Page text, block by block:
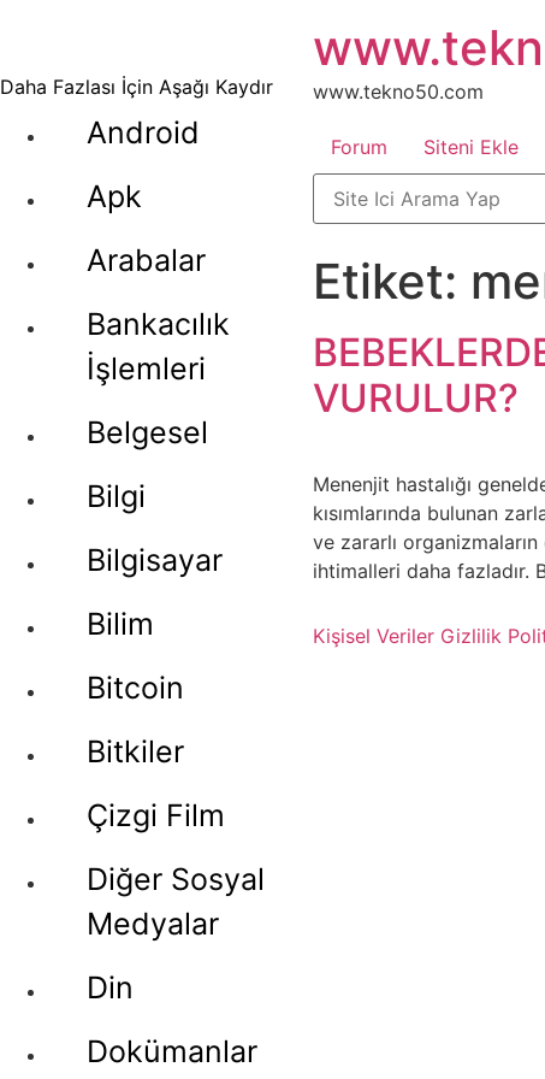
Daha Fazlası İçin Aşağı Kaydır
Android
Apk
Arabalar
Bankacılık
İşlemleri
Belgesel
Bilgi
Bilgisayar
Bilim
Bitcoin
Bitkiler
Çizgi Film
Diğer Sosyal
Medyalar
Din
Dokümanlar
atla
www.tekno50.com
Forum Siteni Ekle
Etiket:
VURULUR?
Menenjit hastalığı
kısımlarında bulunan
ve zararlı
ihtimalleri daha fazladır.
Kişisel Veriler Gizlilik